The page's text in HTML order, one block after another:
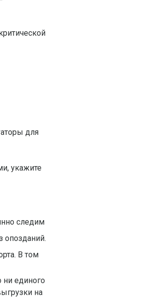
для
укажите
следим
опозданий.
В том
ни единого
на